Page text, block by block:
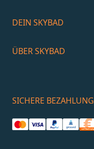
DEIN SKYBAD
ÜBER SKYBAD
SICHERE BEZAHLUNG